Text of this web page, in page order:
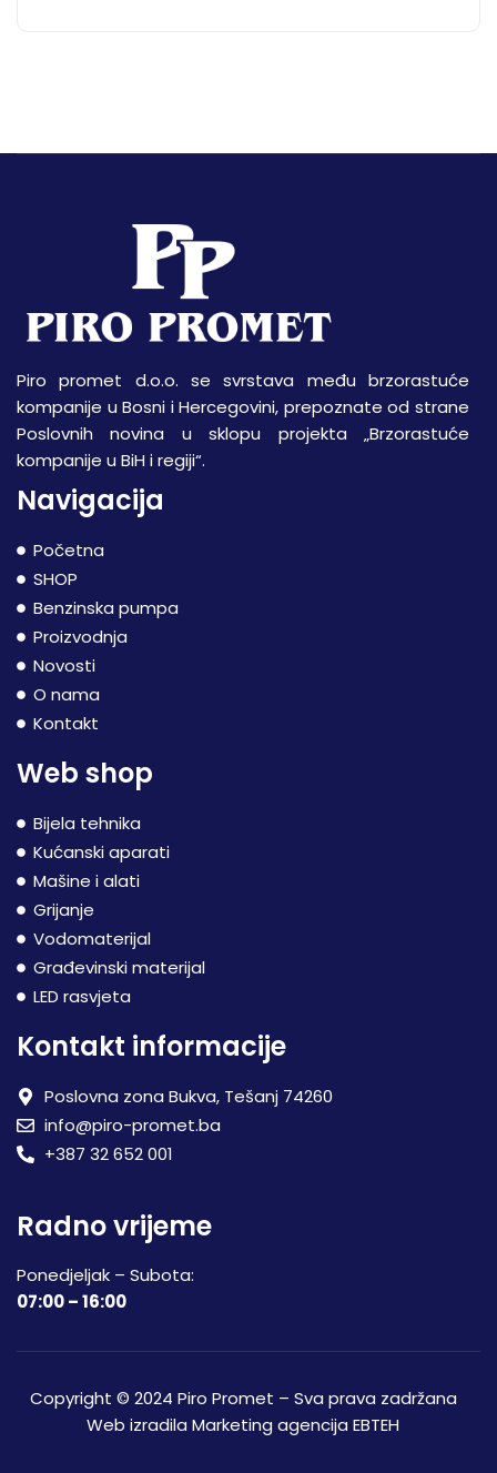
Piro promet d.o.o. se svrstava među brzorastuće
kompanije u Bosni i Hercegovini, prepoznate od strane
Poslovnih novina u sklopu projekta „Brzorastuće
kompanije u BiH i regiji“.
Navigacija
Početna
SHOP
Benzinska pumpa
Proizvodnja
Novosti
O nama
Kontakt
Web shop
Bijela tehnika
Kućanski aparati
Mašine i alati
Grijanje
Vodomaterijal
Građevinski materijal
LED rasvjeta
Kontakt informacije
Poslovna zona Bukva, Tešanj 74260
info@piro-promet.ba
+387 32 652 001
Radno vrijeme
Ponedjeljak – Subota:
07:00 – 16:00
Copyright © 2024 Piro Promet – Sva prava zadržana
Web izradila Marketing agencija EBTEH